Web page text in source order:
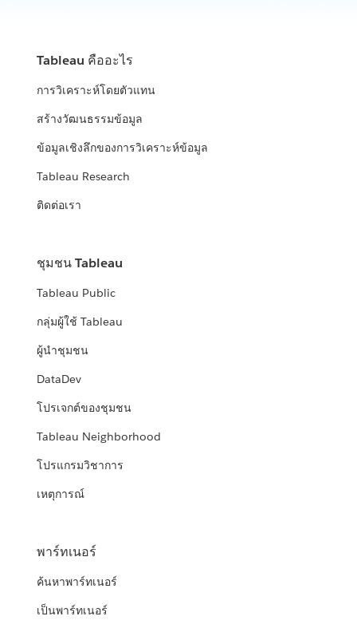
Tableau คืออะไร
การวิเคราะห์โดยตัวแทน
สร้างวัฒนธรรมข้อมูล
ข้อมูลเชิงลึกของการวิเคราะห์ข้อมูล
Tableau Research
ติดต่อเรา
ชุมชน Tableau
Tableau Public
กลุ่มผู้ใช้ Tableau
ผู้นำชุมชน
DataDev
โปรเจกต์ของชุมชน
Tableau Neighborhood
โปรแกรมวิชาการ
เหตุการณ์
พาร์ทเนอร์
ค้นหาพาร์ทเนอร์
เป็นพาร์ทเนอร์